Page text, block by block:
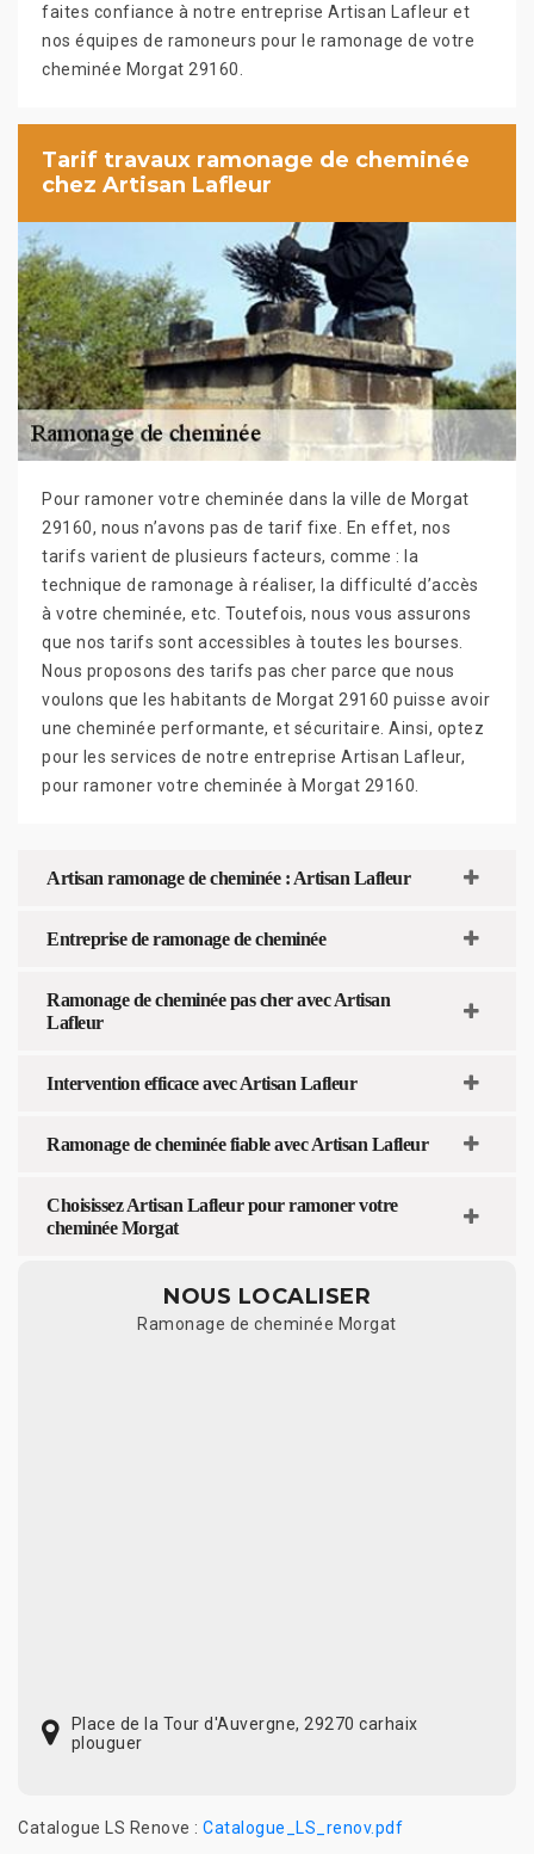
faites confiance à notre entreprise Artisan Lafleur et
nos équipes de ramoneurs pour le ramonage de votre
cheminée Morgat 29160.
Tarif travaux ramonage de cheminée
chez Artisan Lafleur
Pour ramoner votre cheminée dans la ville de Morgat
29160, nous n’avons pas de tarif fixe. En effet, nos
tarifs varient de plusieurs facteurs, comme : la
technique de ramonage à réaliser, la difficulté d’accès
à votre cheminée, etc. Toutefois, nous vous assurons
que nos tarifs sont accessibles à toutes les bourses.
Nous proposons des tarifs pas cher parce que nous
voulons que les habitants de Morgat 29160 puisse avoir
une cheminée performante, et sécuritaire. Ainsi, optez
pour les services de notre entreprise Artisan Lafleur,
pour ramoner votre cheminée à Morgat 29160.
Artisan ramonage de cheminée : Artisan Lafleur
Entreprise de ramonage de cheminée
Ramonage de cheminée pas cher avec Artisan
Lafleur
Intervention efficace avec Artisan Lafleur
Ramonage de cheminée fiable avec Artisan Lafleur
Choisissez Artisan Lafleur pour ramoner votre
cheminée Morgat
NOUS LOCALISER
Ramonage de cheminée Morgat
Place de la Tour d'Auvergne, 29270 carhaix
plouguer
Catalogue LS Renove : Catalogue_LS_renov.pdf